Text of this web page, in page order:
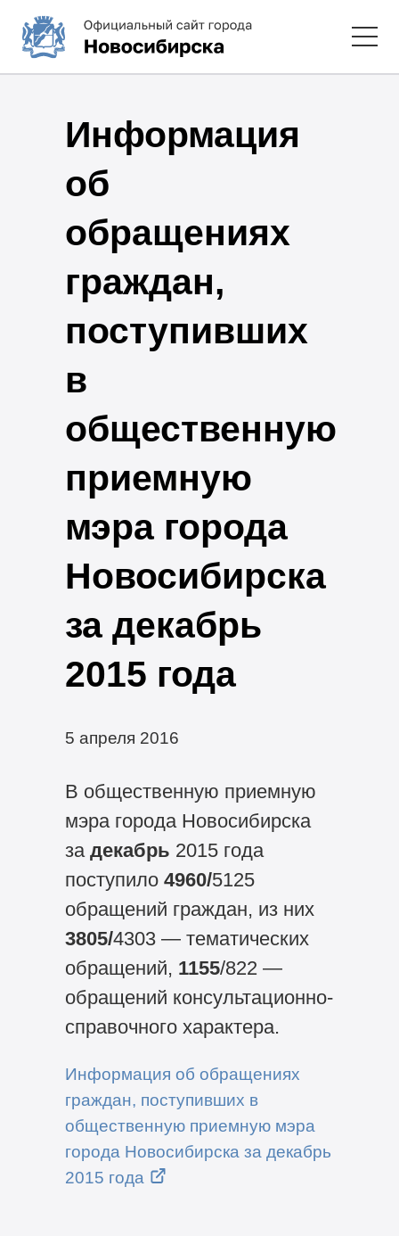
Информация
об
обращениях
граждан,
поступивших
в
общественную
приемную
мэра города
Новосибирска
за декабрь
2015 года
5 апреля 2016
В общественную приемную
мэра города Новосибирска
за декабрь 2015 года
поступило 4960/5125
обращений граждан, из них
3805/4303 — тематических
обращений, 1155/822 —
обращений консультационно-
справочного характера.
Информация об обращениях
граждан, поступивших в
общественную приемную мэра
города Новосибирска за декабрь
2015 года